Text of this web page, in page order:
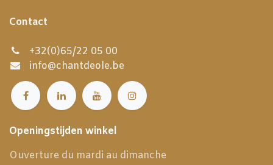
Contact
+32(0)65/22 05 00
info@chantdeole.be
Openingstijden winkel
Ouverture du mardi au dimanche